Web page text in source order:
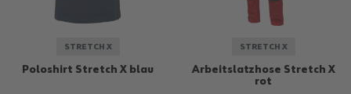
STRETCH X
Poloshirt Stretch X blau
STRETCH X
Arbeitslatzhose Stretch X
rot